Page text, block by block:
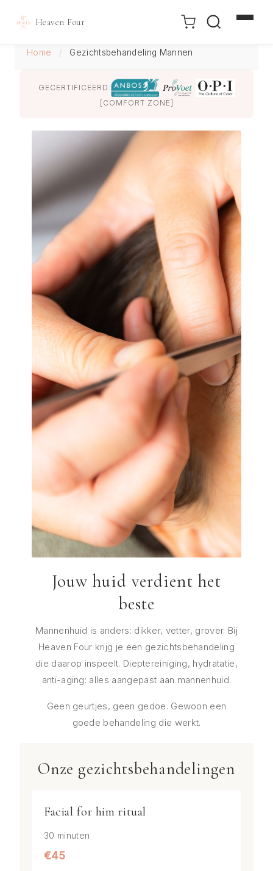
Heaven Four
Home / Gezichtsbehandeling Mannen
GECERTIFICEERD:
[COMFORT ZONE]
Gezichtsbehandeling
Verzorgde huid, zonder poespas
BOEK NU
Jouw huid verdient het
beste
Mannenhuid is anders: dikker, vetter, grover. Bij
Heaven Four krijg je een gezichtsbehandeling
die daarop inspeelt. Dieptereiniging, hydratatie,
anti-aging: alles aangepast aan mannenhuid.
Geen geurtjes, geen gedoe. Gewoon een
goede behandeling die werkt.
Onze gezichtsbehandelingen
Facial for him ritual
30 minuten
€45